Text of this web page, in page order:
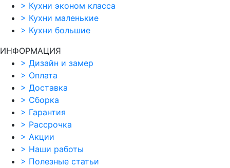
> Кухни эконом класса
> Кухни маленькие
> Кухни большие
ИНФОРМАЦИЯ
> Дизайн и замер
> Оплата
> Доставка
> Сборка
> Гарантия
> Рассрочка
> Акции
> Наши работы
> Полезные статьи